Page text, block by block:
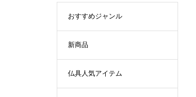
おすすめジャンル
新商品
仏具人気アイテム